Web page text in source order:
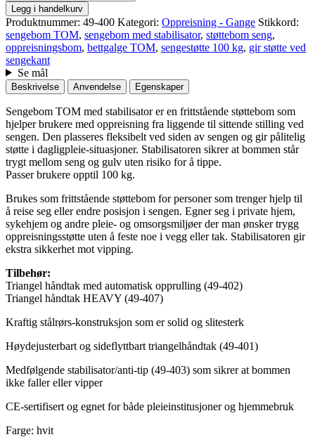
Legg i handelkurv
Produktnummer: 49-400 Kategori: Oppreisning - Gange Stikkord:
sengebom TOM, sengebom med stabilisator, støttebom seng,
oppreisningsbom, bettgalge TOM, sengestøtte 100 kg, gir støtte ved
sengekant
Se mål
Beskrivelse Anvendelse Egenskaper
Sengebom TOM med stabilisator er en frittstående støttebom som
hjelper brukere med oppreisning fra liggende til sittende stilling ved
sengen. Den plasseres fleksibelt ved siden av sengen og gir pålitelig
støtte i dagligpleie-situasjoner. Stabilisatoren sikrer at bommen står
trygt mellom seng og gulv uten risiko for å tippe.
Passer brukere opptil 100 kg.
Brukes som frittstående støttebom for personer som trenger hjelp til
å reise seg eller endre posisjon i sengen. Egner seg i private hjem,
sykehjem og andre pleie- og omsorgsmiljøer der man ønsker trygg
oppreisningsstøtte uten å feste noe i vegg eller tak. Stabilisatoren gir
ekstra sikkerhet mot vipping.
Tilbehør:
Triangel håndtak med automatisk opprulling (49-402)
Triangel håndtak HEAVY (49-407)
Kraftig stålrørs-konstruksjon som er solid og slitesterk
Høydejusterbart og sideflyttbart triangelhåndtak (49-401)
Medfølgende stabilisator/anti-tip (49-403) som sikrer at bommen
ikke faller eller vipper
CE-sertifisert og egnet for både pleieinstitusjoner og hjemmebruk
Farge: hvit